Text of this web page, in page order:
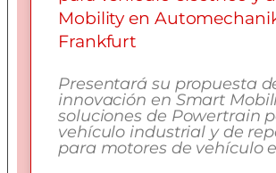
Mobility en
Frankfurt
Presentará su propuesta
innovación en Smart
soluciones de Powertrain
vehículo industrial y de
para motores de vehículo